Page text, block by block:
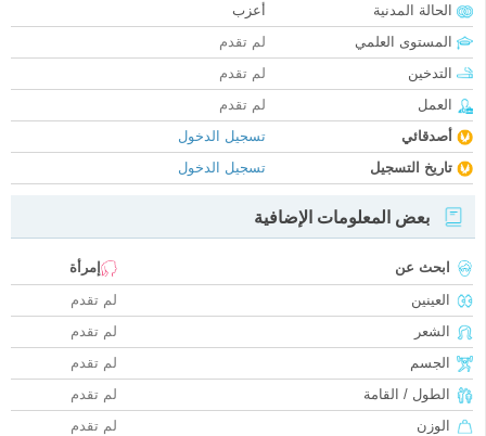
الحالة المدنية
أعزب
المستوى العلمي
لم تقدم
التدخين
لم تقدم
العمل
لم تقدم
أصدقائي
تسجيل الدخول
تاريخ التسجيل
تسجيل الدخول
بعض المعلومات الإضافية
ابحث عن
إمرأة
العينين
لم تقدم
الشعر
لم تقدم
الجسم
لم تقدم
الطول / القامة
لم تقدم
الوزن
لم تقدم